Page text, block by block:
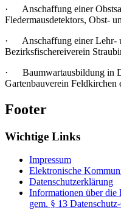
· Anschaffung einer
Fledermausdetektors, Obst-
· Anschaffung einer Lehr-
Bezirksfischereiverein
· Baumwartausbildung in
Gartenbauverein Feldkirchen
Footer
Wichtige Links
Impressum
Elektronische
Datenschutzerklärung
Informationen über die
gem. § 13